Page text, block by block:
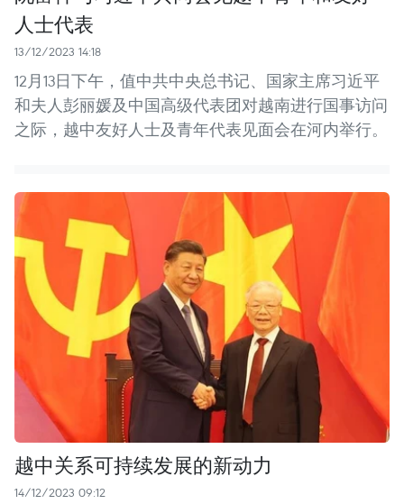
人士代表
13/12/2023 14:18
12月13日下午，值中共中央总书记、国家主席习近平
和夫人彭丽媛及中国高级代表团对越南进行国事访问
之际，越中友好人士及青年代表见面会在河内举行。
越中关系可持续发展的新动力
14/12/2023 09:12